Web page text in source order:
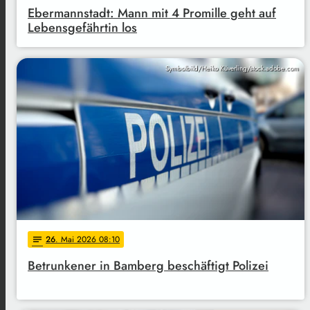
Ebermannstadt: Mann mit 4 Promille geht auf
Lebensgefährtin los
Symbolbild/Heiko Küverling/stock.adobe.com
notes 26. Mai 2026 08:10
Betrunkener in Bamberg beschäftigt Polizei